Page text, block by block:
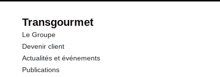
dont Sucres
Fibres
Protéines
Transgourmet
Le Groupe
Devenir client
Actualités et événements
Publications